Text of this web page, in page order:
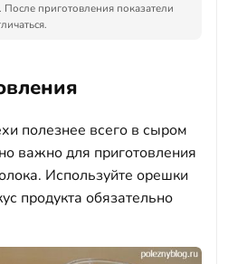
приготовления показатели
полезнее всего в сыром
важно для приготовления
Используйте орешки
продукта обязательно